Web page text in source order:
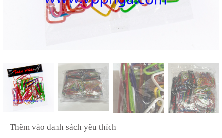
Thêm vào danh sách yêu thích